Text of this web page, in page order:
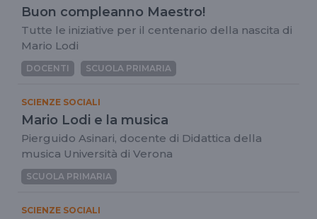
Buon compleanno Maestro!
Tutte le iniziative per il centenario della nascita di
Mario Lodi
DOCENTI SCUOLA PRIMARIA
SCIENZE SOCIALI
Mario Lodi e la musica
Pierguido Asinari, docente di Didattica della
musica Università di Verona
SCUOLA PRIMARIA
SCIENZE SOCIALI